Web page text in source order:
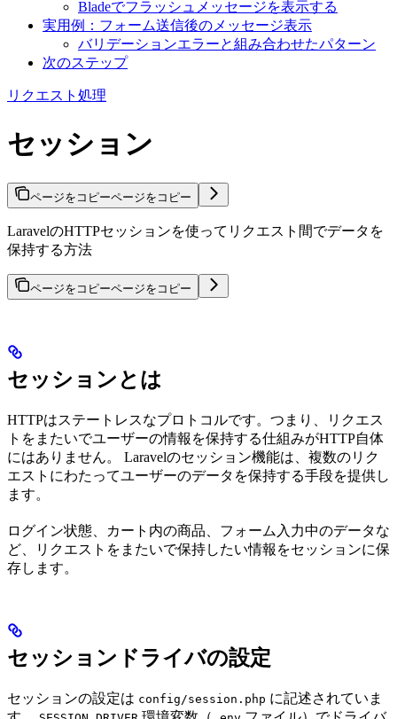
Bladeでフラッシュメッセージを表示する
実用例：フォーム送信後のメッセージ表示
バリデーションエラーと組み合わせたパターン
次のステップ
リクエスト処理
セッション
ページをコピーページをコピー
LaravelのHTTPセッションを使ってリクエスト間でデータを
保持する方法
ページをコピーページをコピー
セッションとは
HTTPはステートレスなプロトコルです。つまり、リクエス
トをまたいでユーザーの情報を保持する仕組みがHTTP自体
にはありません。 Laravelのセッション機能は、複数のリク
エストにわたってユーザーのデータを保持する手段を提供し
ます。
ログイン状態、カート内の商品、フォーム入力中のデータな
ど、リクエストをまたいで保持したい情報をセッションに保
存します。
セッションドライバの設定
セッションの設定は config/session.php に記述されていま